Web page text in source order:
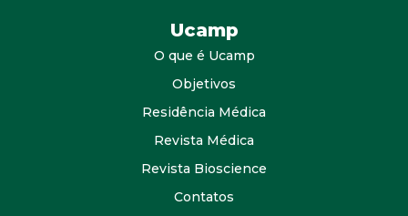
Ucamp
O que é Ucamp
Objetivos
Residência Médica
Revista Médica
Revista Bioscience
Contatos